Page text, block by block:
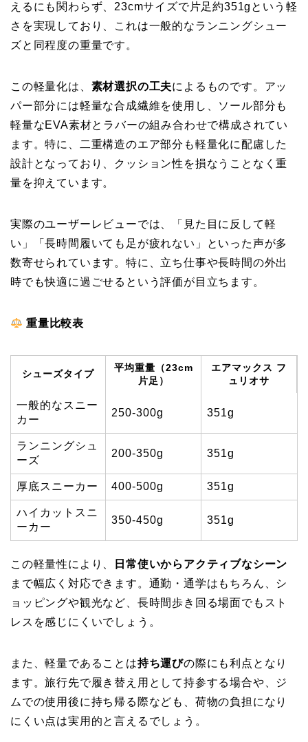
えるにも関わらず、23cmサイズで片足約351gという軽
さを実現しており、これは一般的なランニングシュー
ズと同程度の重量です。
この軽量化は、 素材選択の工夫によるものです。アッ
パー部分には軽量な合成繊維を使用し、ソール部分も
軽量なEVA素材とラバーの組み合わせで構成されてい
ます。特に、二重構造のエア部分も軽量化に配慮した
設計となっており、クッション性を損なうことなく重
量を抑えています。
実際のユーザーレビューでは、「見た目に反して軽
い」「長時間履いても足が疲れない」といった声が多
数寄せられています。特に、立ち仕事や長時間の外出
時でも快適に過ごせるという評価が目立ちます。
重量比較表
シューズタイプ
平均重量（23cm
片足）
エアマックス フ
ュリオサ
一般的なスニー
カー
250-300g 351g
ランニングシュ
ーズ
200-350g 351g
厚底スニーカー 400-500g 351g
ハイカットスニ
ーカー
350-450g 351g
この軽量性により、
日常使いからアクティブなシーン
まで幅広く対応できます。通勤・通学はもちろん、シ
ョッピングや観光など、長時間歩き回る場面でもスト
レスを感じにくいでしょう。
また、軽量であることは持ち運びの際にも利点となり
ます。旅行先で履き替え用として持参する場合や、ジ
ムでの使用後に持ち帰る際なども、荷物の負担になり
にくい点は実用的と言えるでしょう。